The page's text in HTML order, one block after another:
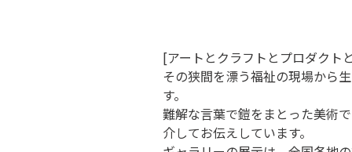
[アートとクラフトとプロダクト
その狭間を漂う福祉の現場から
す。
難解な言葉で鎧をまとった美術
介してお伝えしています。